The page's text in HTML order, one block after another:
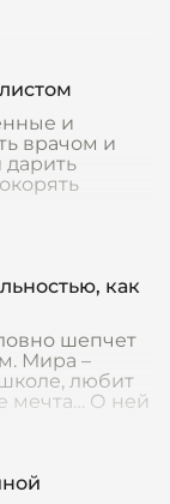
и
врачом и
дарить
как
шепчет
Мира –
любит
мечта… О ней